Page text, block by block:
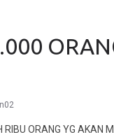
RIBU ORANG YG AKAN